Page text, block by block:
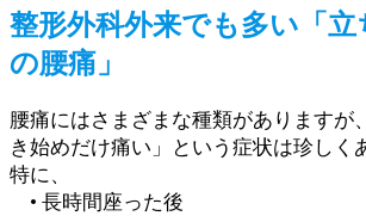
整形外科外来でも多い「
の腰痛」
腰痛にはさまざまな種類がありますが
き始めだけ痛い」という症状は珍しく
特に、
• 長時間座った後